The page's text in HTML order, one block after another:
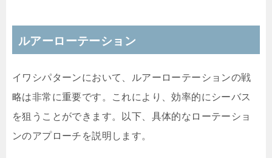
ルアーローテーション
イワシパターンにおいて、ルアーローテーションの戦
略は非常に重要です。これにより、効率的にシーバス
を狙うことができます。以下、具体的なローテーショ
ンのアプローチを説明します。